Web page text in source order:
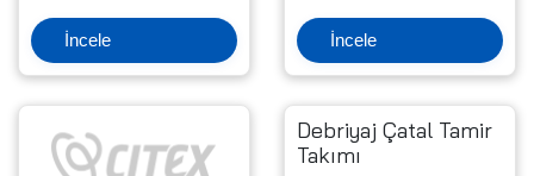
İncele İncele
Debriyaj Çatal Tamir
Takımı